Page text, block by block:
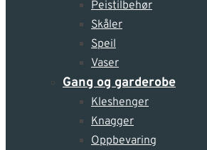
Peistilbehør
Skåler
Speil
Vaser
Gang og garderobe
Kleshenger
Knagger
Oppbevaring